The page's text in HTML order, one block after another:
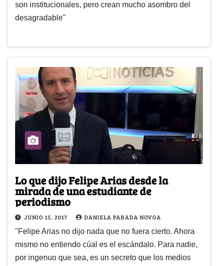
son institucionales, pero crean mucho asombro del
desagradable"
Lo que dijo Felipe Arias desde la
mirada de una estudiante de
periodismo
JUNIO 15, 2017 DANIELA PARADA NOVOA
"Felipe Arias no dijo nada que no fuera cierto. Ahora
mismo no entiendo cúal es el escándalo. Para nadie,
por ingenuo que sea, es un secreto que los medios